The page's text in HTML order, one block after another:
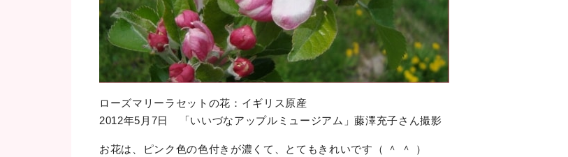
ローズマリーラセットの花：イギリス原産
2012年5月7日 「いいづなアップルミュージアム」藤澤充子さん撮影
お花は、ピンク色の色付きが濃くて、とてもきれいです（ ＾ ＾ ）